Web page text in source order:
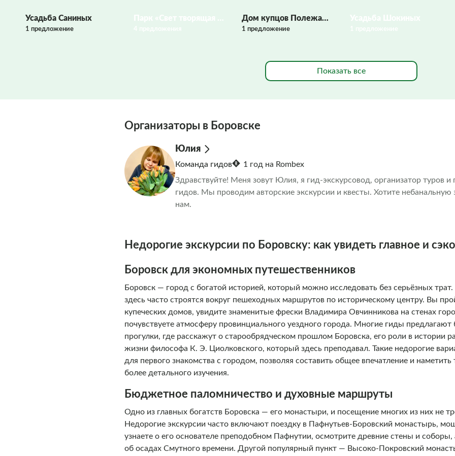
Усадьба Саниных
1 предложение
Дом купцов Полежаевых
1 предложение
Показать все
Организаторы в Боровске
Юлия
Команда гидов
1 год на Rombex
Здравствуйте! Меня зовут Юлия, я гид-экскурсовод, организатор туров
гидов. Мы проводим авторские экскурсии и квесты. Хотите небанальную
нам.
Недорогие экскурсии по Боровску: как увидеть главное и
Боровск для экономных путешественников
Боровск — город с богатой историей, который можно исследовать без серьёзных
здесь часто строятся вокруг пешеходных маршрутов по историческому центру. Вы
купеческих домов, увидите знаменитые фрески Владимира Овчинникова на стенах
почувствуете атмосферу провинциального уездного города. Многие гиды
прогулки, где расскажут о старообрядческом прошлом Боровска, его роли в истории
жизни философа К. Э. Циолковского, который здесь преподавал. Такие недорогие
для первого знакомства с городом, позволяя составить общее впечатление и
более детального изучения.
Бюджетное паломничество и духовные маршруты
Одно из главных богатств Боровска — его монастыри, и посещение многих из них не
Недорогие экскурсии часто включают поездку в Пафнутьев-Боровский монастырь,
узнаете о его основателе преподобном Пафнутии, осмотрите древние стены и
об осадах Смутного времени. Другой популярный пункт — Высоко-Покровский